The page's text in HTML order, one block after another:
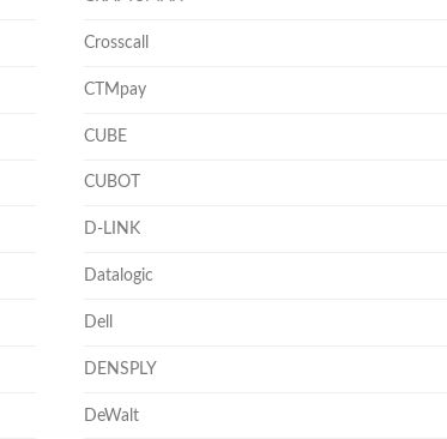
Crosscall
CTMpay
CUBE
CUBOT
D-LINK
Datalogic
Dell
DENSPLY
DeWalt